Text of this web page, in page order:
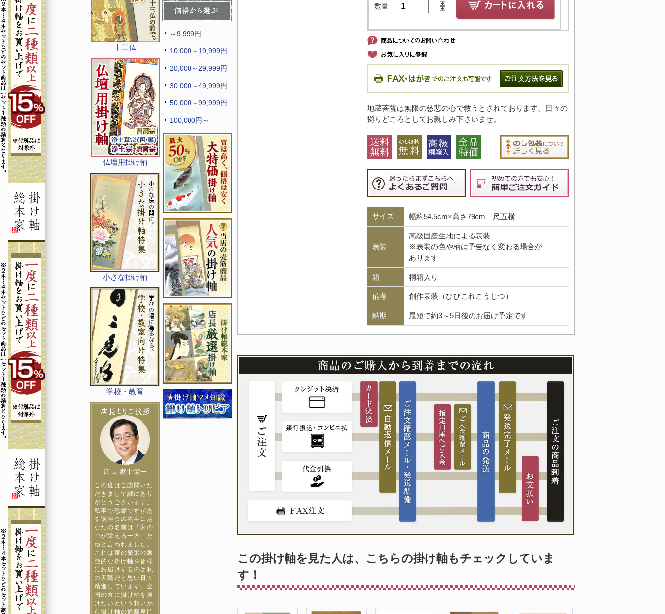
十三仏
仏壇用掛け軸
小さな掛け軸
学校・教育
店長 家中栄一
この度はご訪問いた
だきまして誠にあり
がとうございます。
私事で恐縮ですがあ
る講演会の先生にあ
なたの名前は「家の
中が栄える一方」だ
ねと言われました。
これは家の繁栄の象
徴的な掛け軸を皆様
にお届けするのは私
の天職だと思い日々
精進しています。全
国の方に掛け軸を届
けたいという想いか
ら掛け軸の通販専門
～9,999円
10,000～19,999円
20,000～29,999円
30,000～49,999円
50,000～99,999円
100,000円～
数量
地蔵菩薩は無限の慈悲の心で救うとされております。日々の
拠りどころとしてお親しみ下さいませ。
サイズ 幅約54.5cm×高さ79cm 尺五横
表装
高級国産生地による表装
※表装の色や柄は予告なく変わる場合が
あります
箱 桐箱入り
備考 創作表装（ひびこれこうじつ）
納期 最短で約3～5日後のお届け予定です
この掛け軸を見た人は、こちらの掛け軸もチェックしていま
す！